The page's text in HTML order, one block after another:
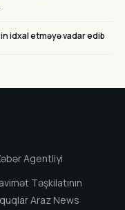
idxal etməyə vadar edib
Agentliyi
Təşkilatının
Araz News